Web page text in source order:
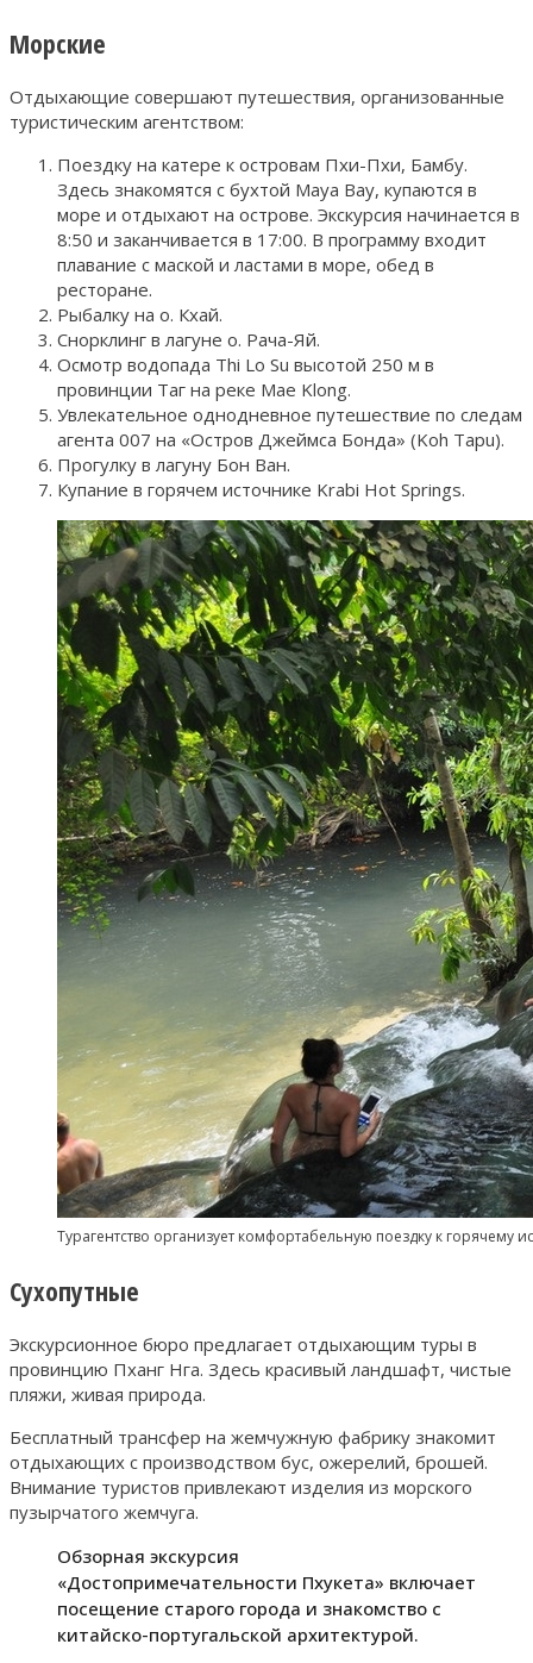
Морские
Отдыхающие совершают путешествия, организованные
туристическим агентством:
Поездку на катере к островам Пхи-Пхи, Бамбу.
Здесь знакомятся с бухтой Maya Bay, купаются в
море и отдыхают на острове. Экскурсия начинается в
8:50 и заканчивается в 17:00. В программу входит
плавание с маской и ластами в море, обед в
ресторане.
Рыбалку на о. Кхай.
Снорклинг в лагуне о. Рача-Яй.
Осмотр водопада Thi Lo Su высотой 250 м в
провинции Таг на реке Mae Klong.
Увлекательное однодневное путешествие по следам
агента 007 на «Остров Джеймса Бонда» (Koh Tapu).
Прогулку в лагуну Бон Ван.
Купание в горячем источнике Krabi Hot Springs.
Турагентство организует комфортабельную поездку к горячему
Сухопутные
Экскурсионное бюро предлагает отдыхающим туры в
провинцию Пханг Нга. Здесь красивый ландшафт, чистые
пляжи, живая природа.
Бесплатный трансфер на жемчужную фабрику знакомит
отдыхающих с производством бус, ожерелий, брошей.
Внимание туристов привлекают изделия из морского
пузырчатого жемчуга.
Обзорная экскурсия
«Достопримечательности Пхукета» включает
посещение старого города и знакомство с
китайско-португальской архитектурой.